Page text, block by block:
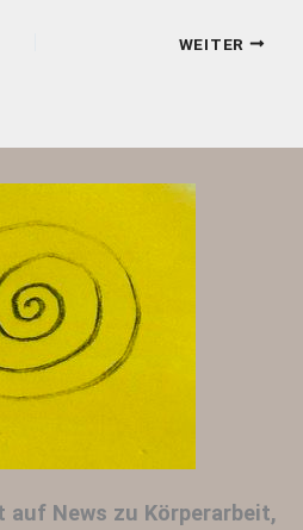
WEITER
auf News zu Körperarbeit,